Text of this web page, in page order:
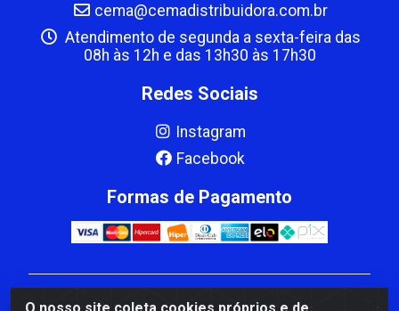
cema@cemadistribuidora.com.br
Atendimento de segunda a sexta-feira das
08h às 12h e das 13h30 às 17h30
Redes Sociais
Instagram
Facebook
Formas de Pagamento
CBP MACEDO COMERCIO PEÇAS LTDA Matriz - av